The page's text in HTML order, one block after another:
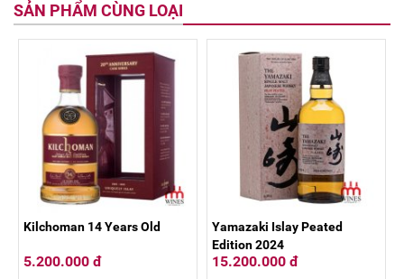
SẢN PHẨM CÙNG LOẠI
Kilchoman 14 Years Old
5.200.000 đ
Yamazaki Islay Peated
Edition 2024
15.200.000 đ